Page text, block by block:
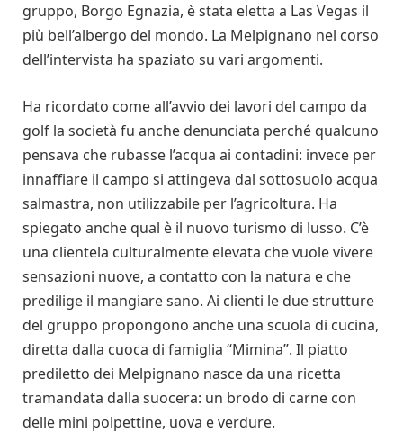
gruppo, Borgo Egnazia, è stata eletta a Las Vegas il
più bell’albergo del mondo. La Melpignano nel corso
dell’intervista ha spaziato su vari argomenti.
Ha ricordato come all’avvio dei lavori del campo da
golf la società fu anche denunciata perché qualcuno
pensava che rubasse l’acqua ai contadini: invece per
innaffiare il campo si attingeva dal sottosuolo acqua
salmastra, non utilizzabile per l’agricoltura. Ha
spiegato anche qual è il nuovo turismo di lusso. C’è
una clientela culturalmente elevata che vuole vivere
sensazioni nuove, a contatto con la natura e che
predilige il mangiare sano. Ai clienti le due strutture
del gruppo propongono anche una scuola di cucina,
diretta dalla cuoca di famiglia “Mimina”. Il piatto
prediletto dei Melpignano nasce da una ricetta
tramandata dalla suocera: un brodo di carne con
delle mini polpettine, uova e verdure.